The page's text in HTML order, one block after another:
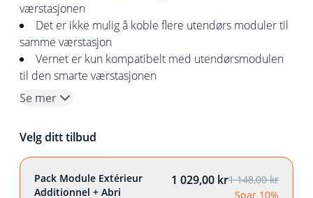
værstasjonen
Det er ikke mulig å koble flere utendørs moduler til
samme værstasjon
Vernet er kun kompatibelt med utendørsmodulen
til den smarte værstasjonen
Se mer
Velg ditt tilbud
Pack Module Extérieur
Additionnel + Abri
1 029,00 kr1 148,00 kr
Spar 10%